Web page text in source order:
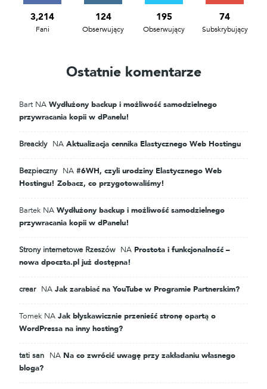
3,214
Fani
124
Obserwujący
195
Obserwujący
74
Subskrybujący
Ostatnie komentarze
Bart NA Wydłużony backup i możliwość samodzielnego
przywracania kopii w dPanelu!
Breackly NA Aktualizacja cennika Elastycznego Web Hostingu
Bezpieczny NA #6WH, czyli urodziny Elastycznego Web
Hostingu! Zobacz, co przygotowaliśmy!
Bartek NA Wydłużony backup i możliwość samodzielnego
przywracania kopii w dPanelu!
Strony internetowe Rzeszów NA Prostota i funkcjonalność –
nowa dpoczta.pl już dostępna!
crear NA Jak zarabiać na YouTube w Programie Partnerskim?
Tomek NA Jak błyskawicznie przenieść stronę opartą o
WordPressa na inny hosting?
tati san NA Na co zwrócić uwagę przy zakładaniu własnego
bloga?